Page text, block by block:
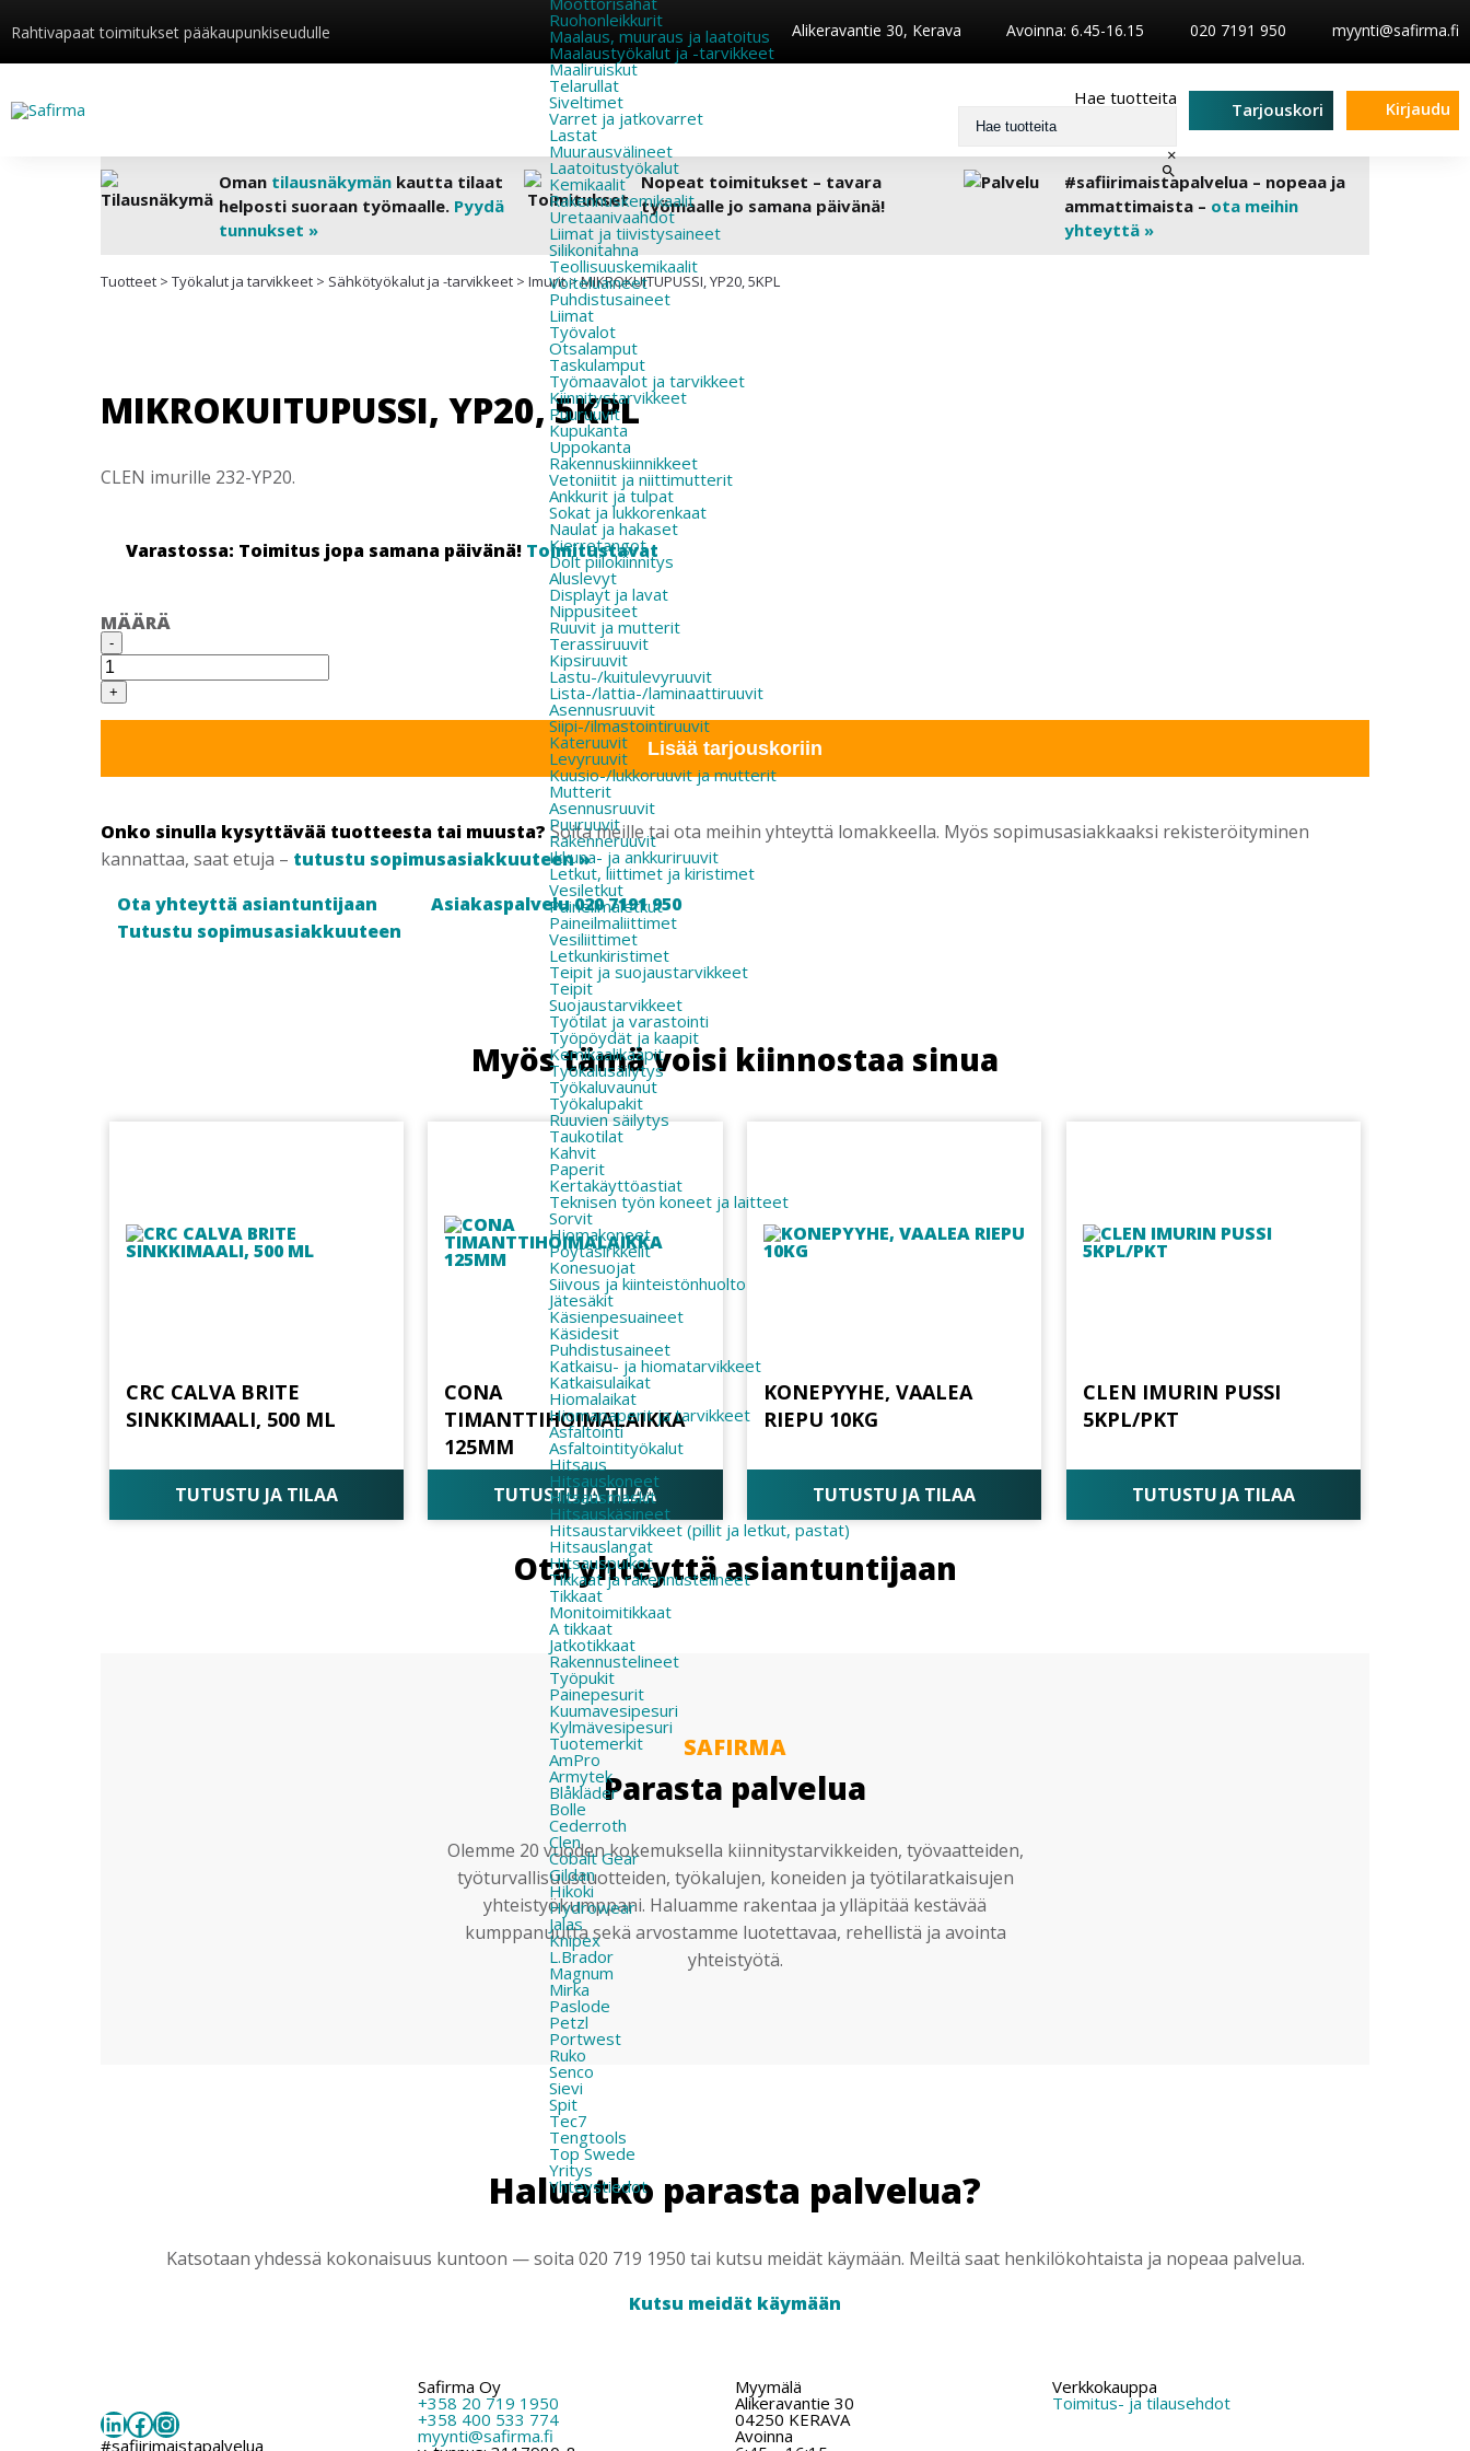
Rahtivapaat toimitukset pääkaupunkiseudulle Alikeravantie 30, Kerava Avoinna: 6.45-16.15 020 7191 950 myynti@safirma.fi
Ruohonleikkurit
Maalaus, muuraus ja laatoitus
Maalaustyökalut ja -tarvikkeet
Maaliruiskut
Telarullat
Siveltimet
Varret ja jatkovarret
Lastat
Muurausvälineet
Laatoitustyökalut
Kemikaalit
Rakennuskemikaalit
Uretaanivaahdot
Liimat ja tiivistysaineet
Silikonitahna
Teollisuuskemikaalit
Voiteluaineet
Puhdistusaineet
Liimat
Työvalot
Otsalamput
Taskulamput
Työmaavalot ja tarvikkeet
Kiinnitys­tarvikkeet
Puuruuvit
Kupukanta
Uppokanta
Rakennuskiinnikkeet
Vetoniitit ja niittimutterit
Ankkurit ja tulpat
Sokat ja lukkorenkaat
Naulat ja hakaset
Kierretangot
Dolt piilokiinnitys
Aluslevyt
Displayt ja lavat
Nippusiteet
Ruuvit ja mutterit
Terassiruuvit
Kipsiruuvit
Lastu-/kuitulevyruuvit
Lista-/lattia-/laminaattiruuvit
Asennusruuvit
Siipi-/ilmastointiruuvit
Kateruuvit
Levyruuvit
Kuusio-/lukkoruuvit ja mutterit
Mutterit
Asennusruuvit
Puuruuvit
Rakenneruuvit
Ikkuna- ja ankkuriruuvit
Letkut, liittimet ja kiristimet
Vesiletkut
Paineilmaletkut
Paineilmaliittimet
Vesiliittimet
Letkunkiristimet
Teipit ja suojaustarvikkeet
Teipit
Suojaustarvikkeet
Työtilat ja varastointi
Työpöydät ja kaapit
Kemikaalikaapit
Työkalusäilytys
Työkaluvaunut
Työkalupakit
Ruuvien säilytys
Taukotilat
Kahvit
Paperit
Kertakäyttöastiat
Teknisen työn koneet ja laitteet
Sorvit
Hiomakoneet
Pöytäsirkkelit
Konesuojat
Siivous ja kiinteistönhuolto
Jätesäkit
Käsienpesuaineet
Käsidesit
Puhdistusaineet
Katkaisu- ja hiomatarvikkeet
Katkaisulaikat
Hiomalaikat
Hiomapaperit ja tarvikkeet
Asfaltointi
Asfaltointityökalut
Hitsaus
Hitsauskoneet
Hitsausmaskit
Hitsauskäsineet
Hitsaustarvikkeet (pillit ja letkut, pastat)
Hitsauslangat
Hitsauspuikot
Tikkaat ja rakennustelineet
Tikkaat
Monitoimitikkaat
A tikkaat
Jatkotikkaat
Rakennustelineet
Työpukit
Painepesurit
Kuumavesipesuri
Kylmävesipesuri
Tuotemerkit
AmPro
Armytek
Blåkläder
Bolle
Cederroth
Clen
Cobalt Gear
Gildan
Hikoki
Hydrowear
Jalas
Knipex
L.Brador
Magnum
Mirka
Paslode
Petzl
Portwest
Ruko
Senco
Sievi
Spit
Tec7
Tengtools
Top Swede
Yritys
Yhteystiedot
Hae tuotteita
×
Tarjouskori Kirjaudu
Oman tilausnäkymänkautta tilaat
helposti suoraan työmaalle. Pyydä
tunnukset »
Nopeat toimitukset – tavara
työmaalle jo samana päivänä!
#safiirimaistapalvelua – nopeaa ja
ammattimaista – ota meihin
yhteyttä »
Tuotteet > Työkalut ja tarvikkeet > Sähkötyökalut ja -tarvikkeet > Imurit>MIKROKUITUPUSSI, YP20, 5KPL
MIKROKUITUPUSSI, YP20, 5KPL
CLEN imurille 232-YP20.
Varastossa: Toimitus jopa samana päivänä! Toimitustavat
MÄÄRÄ
MIKROKUITUPUSSI,
YP20,
5KPL
määrä
-
+
Lisää tarjouskoriin
Onko sinulla kysyttävää tuotteesta tai muusta? Soita meille tai ota meihin yhteyttä lomakkeella. Myös sopimusasiakkaaksi rekisteröityminen
kannattaa, saat etuja – tutustu sopimusasiakkuuteen »
Ota yhteyttä asiantuntijaan
Asiakaspalvelu 020 7191 950
Tutustu sopimusasiakkuuteen
Myös tämä voisi kiinnostaa sinua
CRC CALVA BRITE
SINKKIMAALI, 500 ML
TUTUSTU JA TILAA
CONA
TIMANTTIHOIMALAIKKA
125MM
TUTUSTU JA TILAA
KONEPYYHE, VAALEA
RIEPU 10KG
TUTUSTU JA TILAA
CLEN IMURIN PUSSI
5KPL/PKT
TUTUSTU JA TILAA
Ota yhteyttä asiantuntijaan
SAFIRMA
Parasta palvelua
Olemme 20 vuoden kokemuksella kiinnitystarvikkeiden, työvaatteiden,
työturvallisuustuotteiden, työkalujen, koneiden ja työtilaratkaisujen
yhteistyökumppani. Haluamme rakentaa ja ylläpitää kestävää
kumppanuutta sekä arvostamme luotettavaa, rehellistä ja avointa
yhteistyötä.
Haluatko parasta palvelua?
Katsotaan yhdessä kokonaisuus kuntoon — soita 020 719 1950 tai kutsu meidät käymään. Meiltä saat henkilökohtaista ja nopeaa palvelua.
Kutsu meidät käymään
LinkedIn
Facebook
Instagram
#safiirimaistapalvelua
Safirma Oy
+358 20 719 1950
+358 400 533 774
myynti@safirma.fi
Myymälä
Alikeravantie 30
04250 KERAVA
Avoinna
Verkkokauppa
Toimitus- ja tilausehdot